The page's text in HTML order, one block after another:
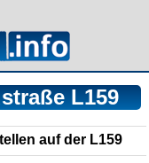
L159
auf der L159